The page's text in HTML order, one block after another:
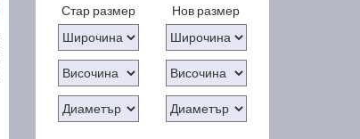
Стар размер Нов размер